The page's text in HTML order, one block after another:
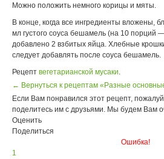
Можно положить немного корицы и мяты.
В конце, когда все ингредиенты вложены,
мл густого соуса бешамель (на 10 порций
добавлено 2 взбитых яйца. Хлебные
следует добавлять после соуса бешамель.
Рецепт вегетарианской мусаки.
← Вернуться к рецептам «Разные
Если Вам понравился этот рецепт,
поделитесь им с друзьями. Мы будем Вам
Оценить
Поделиться
Ошибка!
1